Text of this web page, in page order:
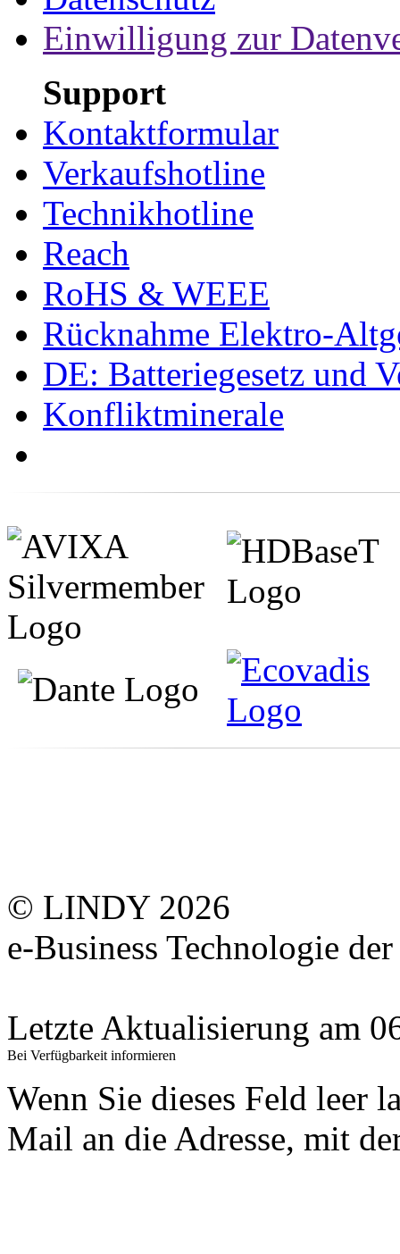
Einwilligung zur
Support
Kontaktformular
Verkaufshotline
Technikhotline
Reach
RoHS & WEEE
Rücknahme Elektro-
DE: Batteriegesetz und
Konfliktminerale
© LINDY 2026
e-Business Technologie
Letzte Aktualisierung am
Bei Verfügbarkeit informieren
Wenn Sie dieses Feld leer
Mail an die Adresse, mit